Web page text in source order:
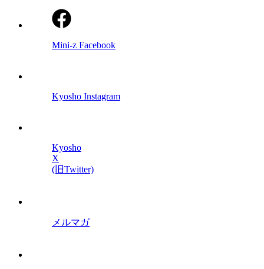
Mini-z Facebook
Kyosho Instagram
Kyosho
X
(旧Twitter)
メルマガ